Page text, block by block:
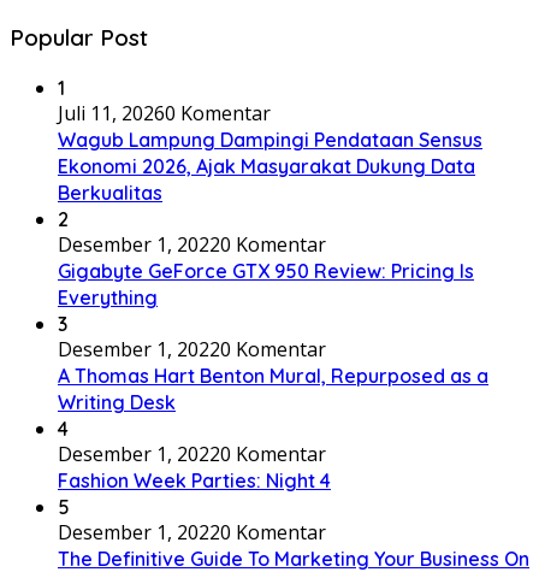
Popular Post
1
Juli 11, 20260 Komentar
Wagub Lampung Dampingi Pendataan Sensus
Ekonomi 2026, Ajak Masyarakat Dukung Data
Berkualitas
2
Desember 1, 20220 Komentar
Gigabyte GeForce GTX 950 Review: Pricing Is
Everything
3
Desember 1, 20220 Komentar
A Thomas Hart Benton Mural, Repurposed as a
Writing Desk
4
Desember 1, 20220 Komentar
Fashion Week Parties: Night 4
5
Desember 1, 20220 Komentar
The Definitive Guide To Marketing Your Business On